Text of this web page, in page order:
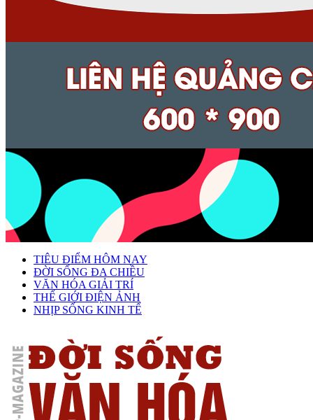
TIÊU ĐIỂM HÔM NAY
ĐỜI SỐNG ĐA CHIỀU
VĂN HÓA GIẢI TRÍ
THẾ GIỚI ĐIỆN ẢNH
NHỊP SỐNG KINH TẾ